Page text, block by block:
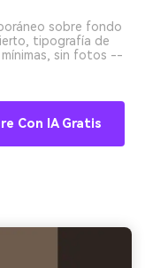
sobre fondo
tipografía de
sin fotos --
Con IA Gratis